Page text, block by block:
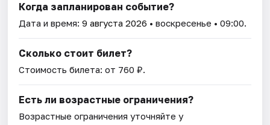
Когда запланирован событие?
Дата и время:9 августа 2026 • воскресенье • 09:00.
Сколько стоит билет?
Стоимость билета: от 760 ₽.
Есть ли возрастные ограничения?
Возрастные ограничения уточняйте у